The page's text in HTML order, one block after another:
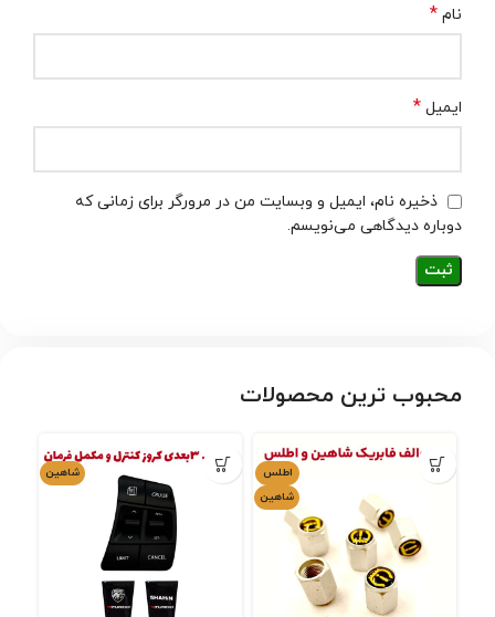
نام *
ایمیل *
ذخیره نام، ایمیل و وبسایت من در مرورگر برای زمانی که
دوباره دیدگاهی می‌نویسم.
محبوب ترین محصولات
اطلس
شاهین
شاهین